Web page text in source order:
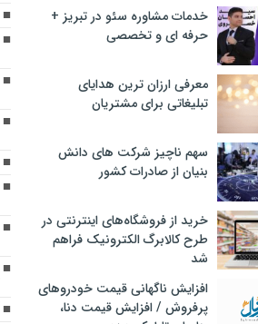
خدمات مشاوره سئو در تبریز +
حرفه ای و تخصصی
معرفی ارزان ترین هدایای
تبلیغاتی برای مشتریان
سهم ناچیز شرکت های دانش
بنیان از صادرات کشور
خرید از فروشگاه‌های اینترنتی در
طرح کالابرگ الکترونیک فراهم
شد
افزایش ناگهانی قیمت خودروهای
پرفروش / افزایش قیمت دنا،